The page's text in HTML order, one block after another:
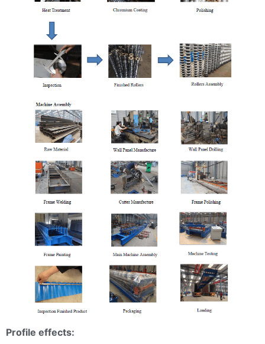
Profile effects: